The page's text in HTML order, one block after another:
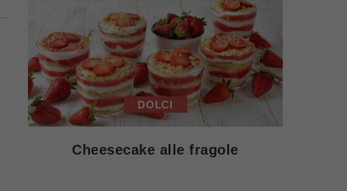
DOLCI
Cheesecake alle fragole